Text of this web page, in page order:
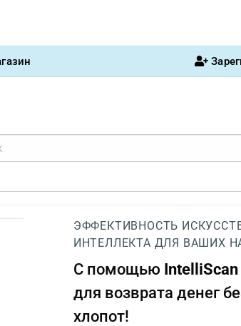
ЭФФЕКТИВНОСТЬ
ИНТЕЛЛЕКТА ДЛЯ ВАШИХ
С помощью IntelliScan
для возврата денег
хлопот!